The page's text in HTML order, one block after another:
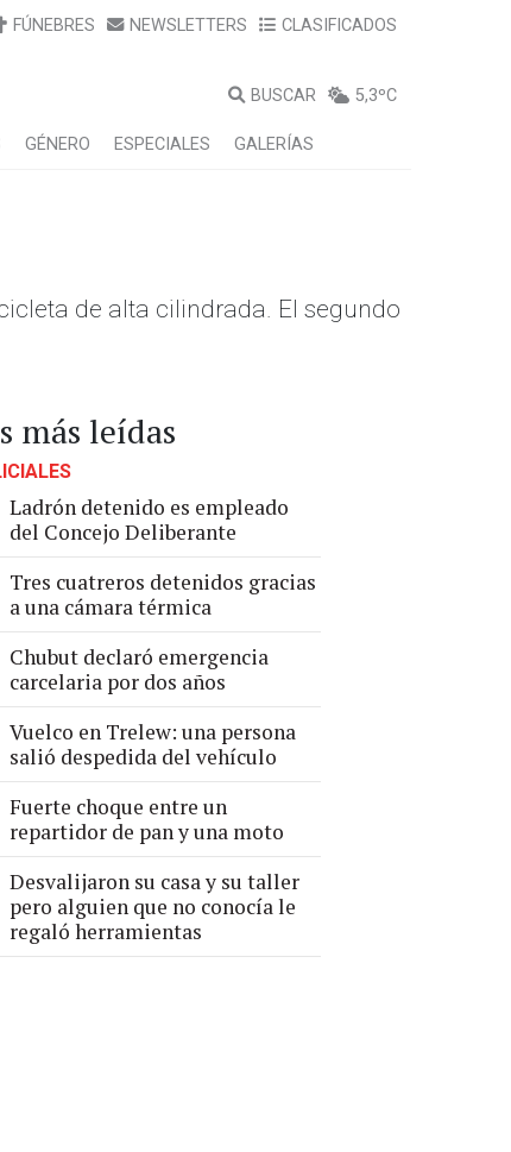
FÚNEBRES NEWSLETTERS CLASIFICADOS
BUSCAR 5,3ºC
GÉNERO ESPECIALES GALERÍAS
de alta cilindrada. El segundo
más leídas
Ladrón detenido es empleado
del Concejo Deliberante
Tres cuatreros detenidos gracias
a una cámara térmica
Chubut declaró emergencia
carcelaria por dos años
Vuelco en Trelew: una persona
salió despedida del vehículo
Fuerte choque entre un
repartidor de pan y una moto
Desvalijaron su casa y su taller
pero alguien que no conocía le
regaló herramientas